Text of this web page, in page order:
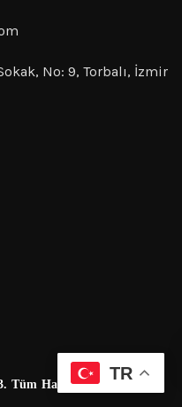
No: 9, Torbalı, İzmir
Tüm Hakları Saklıdır.
TR